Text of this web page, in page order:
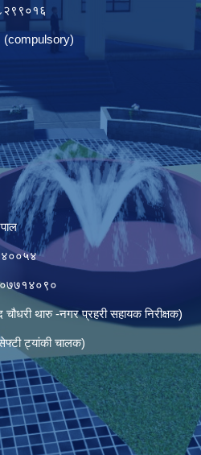
(compulsory)
थारु -नगर प्रहरी सहायक निरीक्षक)
ट्यांकी चालक)